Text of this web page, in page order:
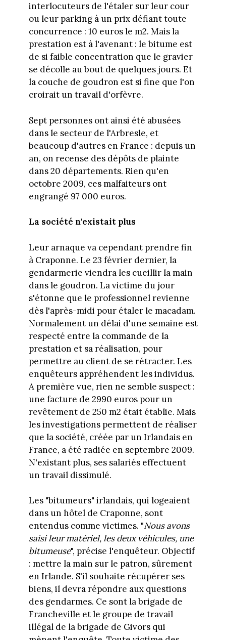
interlocuteurs de l'étaler sur leur cour
ou leur parking à un prix défiant toute
concurrence : 10 euros le m2. Mais la
prestation est à l'avenant : le bitume est
de si faible concentration que le gravier
se décolle au bout de quelques jours. Et
la couche de goudron est si fine que l'on
croirait un travail d'orfèvre.
Sept personnes ont ainsi été abusées
dans le secteur de l'Arbresle, et
beaucoup d'autres en France : depuis un
an, on recense des dépôts de plainte
dans 20 départements. Rien qu'en
octobre 2009, ces malfaiteurs ont
engrangé 97 000 euros.
La société n'existait plus
Leur arnaque va cependant prendre fin
à Craponne. Le 23 février dernier, la
gendarmerie viendra les cueillir la main
dans le goudron. La victime du jour
s'étonne que le professionnel revienne
dès l'après-midi pour étaler le macadam.
Normalement un délai d'une semaine est
respecté entre la commande de la
prestation et sa réalisation, pour
permettre au client de se rétracter. Les
enquêteurs appréhendent les individus.
A première vue, rien ne semble suspect :
une facture de 2990 euros pour un
revêtement de 250 m2 était établie. Mais
les investigations permettent de réaliser
que la société, créée par un Irlandais en
France, a été radiée en septembre 2009.
N'existant plus, ses salariés effectuent
un travail dissimulé.
Les "bitumeurs" irlandais, qui logeaient
dans un hôtel de Craponne, sont
entendus comme victimes. "Nous avons
saisi leur matériel, les deux véhicules, une
bitumeuse", précise l'enquêteur. Objectif
: mettre la main sur le patron, sûrement
en Irlande. S'il souhaite récupérer ses
biens, il devra répondre aux questions
des gendarmes. Ce sont la brigade de
Francheville et le groupe de travail
illégal de la brigade de Givors qui